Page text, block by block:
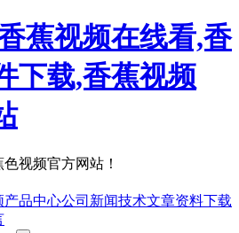
蕉视频在线看,香
下载,香蕉视频
频官方网站！
产品中心公司新闻技术文章资料下载